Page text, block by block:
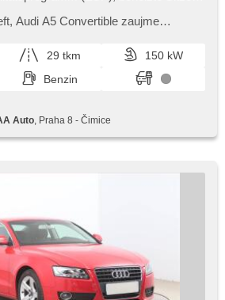
4x Airbag, Uhr Spur,
Audi A5 Convertible zaujme
komfo...
29 tkm
150 kW
Benzin
Auto, Praha 8 - Čimice